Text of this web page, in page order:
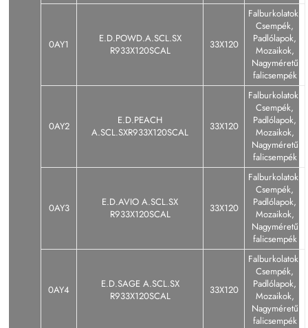
0AY1
E.D.POWD.A.SCL.SX
R933X120SCAL
33X120
Falburkolatok,
Csempék,
Padlólapok,
Mozaikok,
Nagyméretű
falicsempék
0AY2
E.D.PEACH
A.SCL.SXR933X120SCAL
33X120
Falburkolatok,
Csempék,
Padlólapok,
Mozaikok,
Nagyméretű
falicsempék
0AY3
E.D.AVIO A.SCL.SX
R933X120SCAL
33X120
Falburkolatok,
Csempék,
Padlólapok,
Mozaikok,
Nagyméretű
falicsempék
0AY4
E.D.SAGE A.SCL.SX
R933X120SCAL
33X120
Falburkolatok,
Csempék,
Padlólapok,
Mozaikok,
Nagyméretű
falicsempék